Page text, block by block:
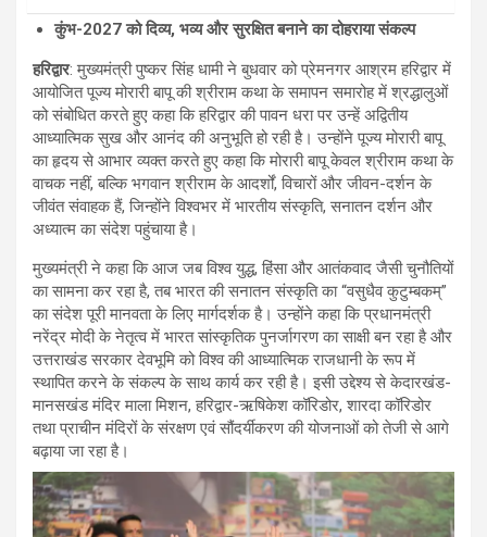
कुंभ-2027 को दिव्य, भव्य और सुरक्षित बनाने का दोहराया संकल्प
हरिद्वार: मुख्यमंत्री पुष्कर सिंह धामी ने बुधवार को प्रेमनगर आश्रम हरिद्वार में
आयोजित पूज्य मोरारी बापू की श्रीराम कथा के समापन समारोह में श्रद्धालुओं
को संबोधित करते हुए कहा कि हरिद्वार की पावन धरा पर उन्हें अद्वितीय
आध्यात्मिक सुख और आनंद की अनुभूति हो रही है। उन्होंने पूज्य मोरारी बापू
का हृदय से आभार व्यक्त करते हुए कहा कि मोरारी बापू केवल श्रीराम कथा के
वाचक नहीं, बल्कि भगवान श्रीराम के आदर्शों, विचारों और जीवन-दर्शन के
जीवंत संवाहक हैं, जिन्होंने विश्वभर में भारतीय संस्कृति, सनातन दर्शन और
अध्यात्म का संदेश पहुंचाया है।
मुख्यमंत्री ने कहा कि आज जब विश्व युद्ध, हिंसा और आतंकवाद जैसी चुनौतियों
का सामना कर रहा है, तब भारत की सनातन संस्कृति का “वसुधैव कुटुम्बकम्”
का संदेश पूरी मानवता के लिए मार्गदर्शक है। उन्होंने कहा कि प्रधानमंत्री
नरेंद्र मोदी के नेतृत्व में भारत सांस्कृतिक पुनर्जागरण का साक्षी बन रहा है और
उत्तराखंड सरकार देवभूमि को विश्व की आध्यात्मिक राजधानी के रूप में
स्थापित करने के संकल्प के साथ कार्य कर रही है। इसी उद्देश्य से केदारखंड-
मानसखंड मंदिर माला मिशन, हरिद्वार-ऋषिकेश कॉरिडोर, शारदा कॉरिडोर
तथा प्राचीन मंदिरों के संरक्षण एवं सौंदर्यीकरण की योजनाओं को तेजी से आगे
बढ़ाया जा रहा है।